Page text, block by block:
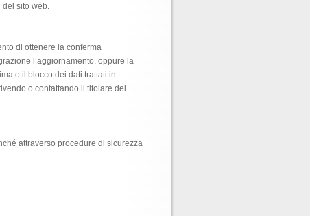
del sito web.
di ottenere la conferma
l’aggiornamento, oppure la
o il blocco dei dati trattati in
o contattando il titolare del
attraverso procedure di sicurezza